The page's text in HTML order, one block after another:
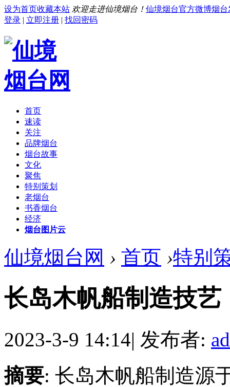
设为首页收藏本站 欢迎走进仙境烟台！ 仙境烟台官方微博烟台
登录 | 立即注册 | 找回密码
首页
速读
关注
品牌烟台
烟台故事
文化
聚焦
特别策划
老烟台
书香烟台
经济
烟台图片云
仙境烟台网 › 首页 ›特别
长岛木帆船制造技艺
2023-3-9 14:14| 发布者:
摘要: 长岛木帆船制造源